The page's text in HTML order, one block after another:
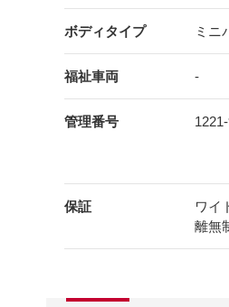
ボディタイプ ミニ
福祉車両 -
管理番号
保証
ワイ
離無